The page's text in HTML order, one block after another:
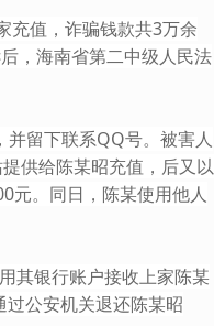
充值，诈骗钱款共3万余
，海南省第二中级人民法
留下联系QQ号。被害人
供给陈某昭充值，后又以
元。同日，陈某使用他人
其银行账户接收上家陈某
公安机关退还陈某昭